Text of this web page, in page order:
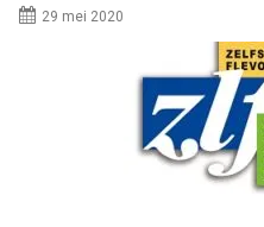
29 mei 2020